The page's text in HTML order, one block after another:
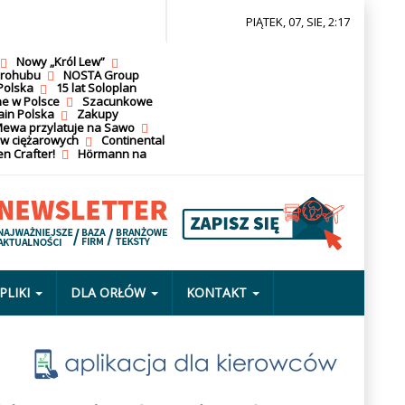
Nowy „Król Lew”
NOSTA Group
15 lat Soloplan
w Polsce
Szacunkowe
Polska
Zakupy
przylatuje na Sawo
ciężarowych
Continental
Crafter!
Hörmann na
PIĄTEK, 07, SIE, 2:17
DLA ORŁÓW KONTAKT